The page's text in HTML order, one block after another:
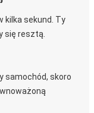
kilka sekund. Ty
się resztą.
samochód, skoro